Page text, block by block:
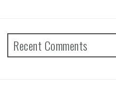
Recent Comments